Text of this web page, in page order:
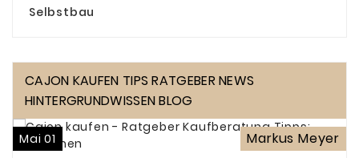
Selbstbau
CAJON KAUFEN TIPS RATGEBER NEWS
HINTERGRUNDWISSEN BLOG
Mai 01 Markus Meyer